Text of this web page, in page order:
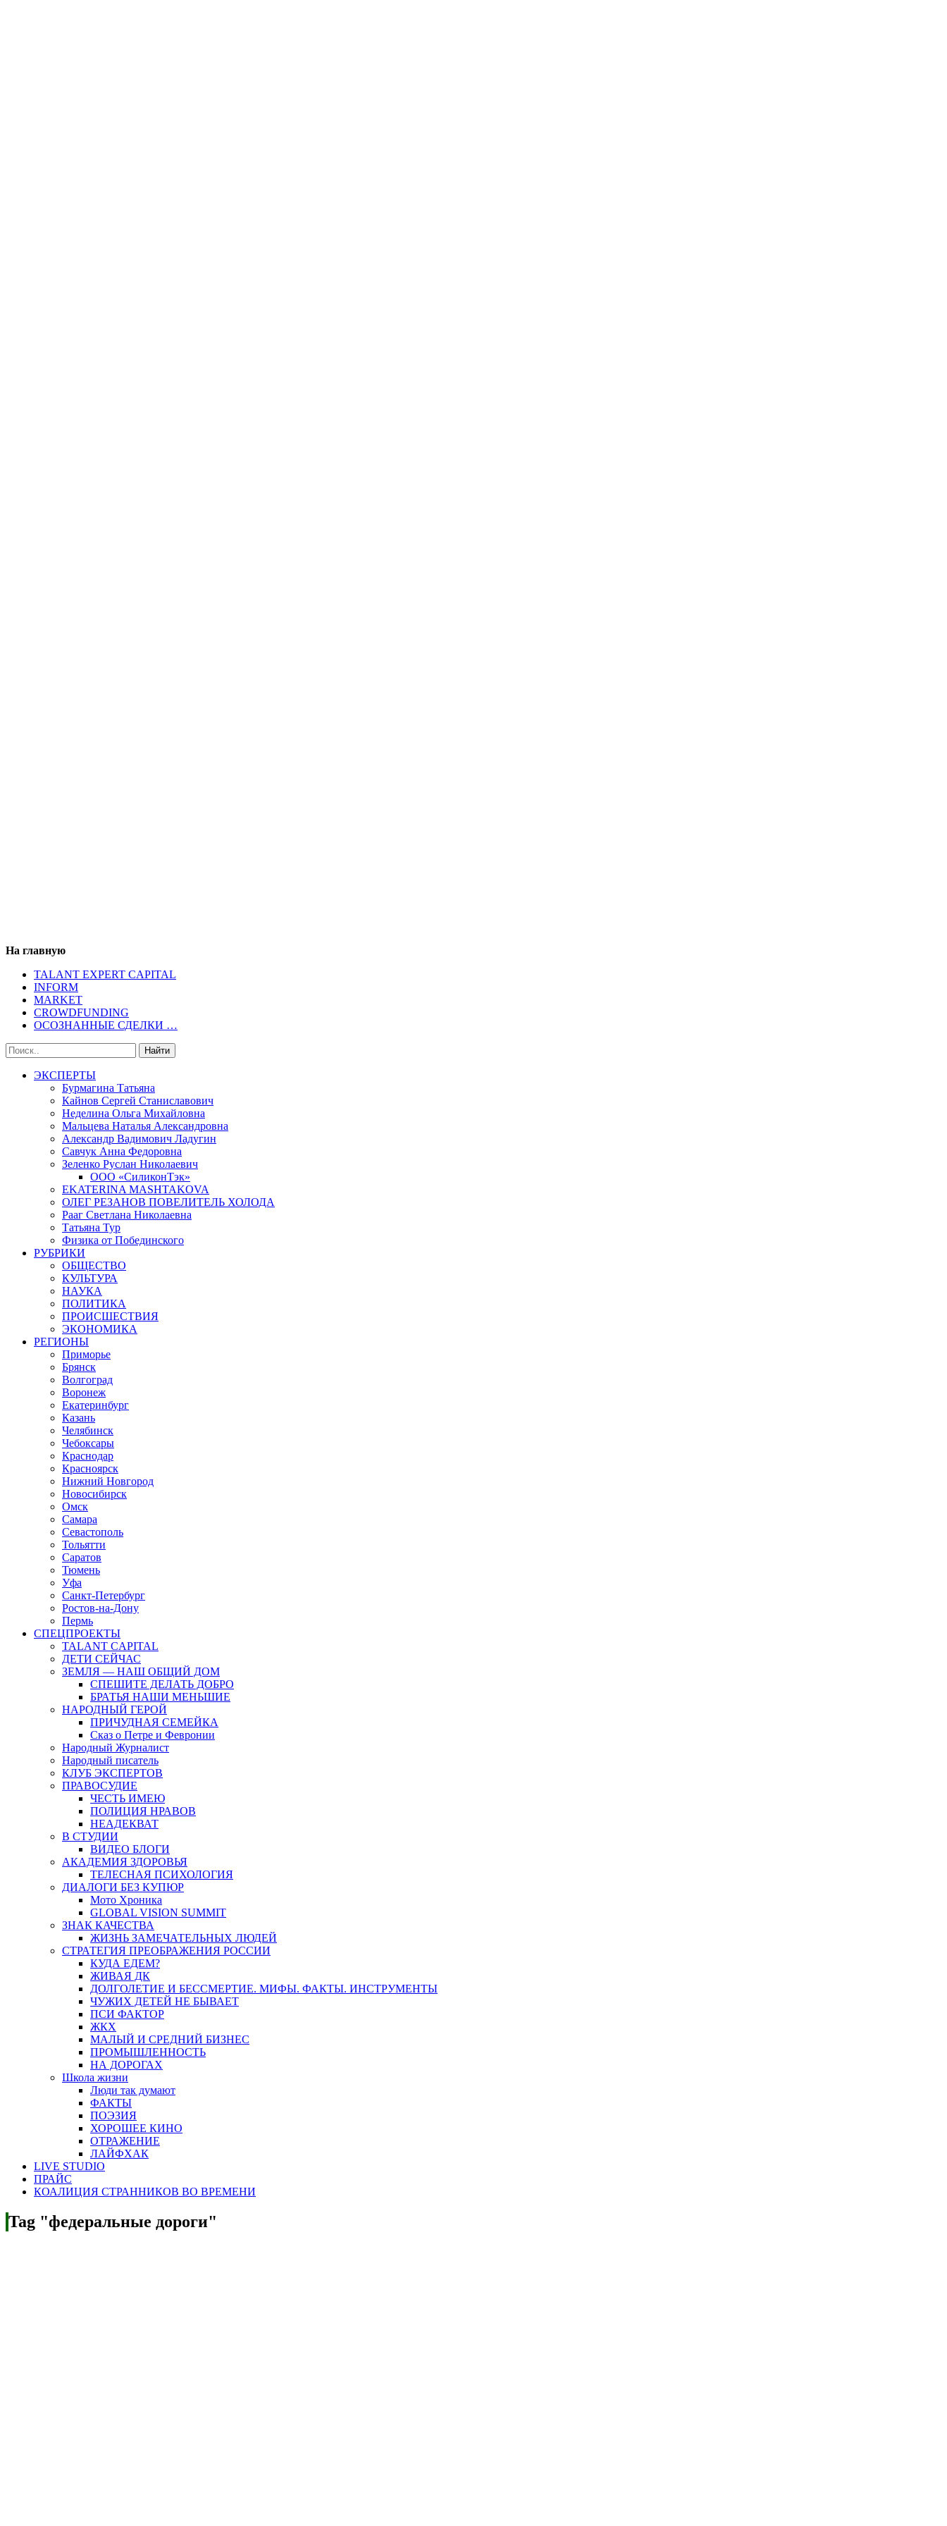
На главную
TALANT EXPERT CAPITAL
INFORM
MARKET
CROWDFUNDING
ОСОЗНАННЫЕ СДЕЛКИ …
ЭКСПЕРТЫ
Бурмагина Татьяна
Кайнов Сергей Станиславович
Неделина Ольга Михайловна
Мальцева Наталья Александровна
Александр Вадимович Ладугин
Савчук Анна Федоровна
Зеленко Руслан Николаевич
ООО «СиликонТэк»
EKATERINA MASHTAKOVA
ОЛЕГ РЕЗАНОВ ПОВЕЛИТЕЛЬ ХОЛОДА
Рааг Светлана Николаевна
Татьяна Тур
Физика от Побединского
РУБРИКИ
ОБЩЕСТВО
КУЛЬТУРА
НАУКА
ПОЛИТИКА
ПРОИСШЕСТВИЯ
ЭКОНОМИКА
РЕГИОНЫ
Приморье
Брянск
Волгоград
Воронеж
Екатеринбург
Казань
Челябинск
Чебоксары
Краснодар
Красноярск
Нижний Новгород
Новосибирск
Омск
Самара
Севастополь
Тольятти
Саратов
Тюмень
Уфа
Санкт-Петербург
Ростов-на-Дону
Пермь
СПЕЦПРОЕКТЫ
TALANT CAPITAL
ДЕТИ СЕЙЧАС
ЗЕМЛЯ — НАШ ОБЩИЙ ДОМ
СПЕШИТЕ ДЕЛАТЬ ДОБРО
БРАТЬЯ НАШИ МЕНЬШИЕ
НАРОДНЫЙ ГЕРОЙ
ПРИЧУДНАЯ СЕМЕЙКА
Сказ о Петре и Февронии
Народный Журналист
Народный писатель
КЛУБ ЭКСПЕРТОВ
ПРАВОСУДИЕ
ЧЕСТЬ ИМЕЮ
ПОЛИЦИЯ НРАВОВ
НЕАДЕКВАТ
В СТУДИИ
ВИДЕО БЛОГИ
АКАДЕМИЯ ЗДОРОВЬЯ
ТЕЛЕСНАЯ ПСИХОЛОГИЯ
ДИАЛОГИ БЕЗ КУПЮР
Мото Хроника
GLOBAL VISION SUMMIT
ЗНАК КАЧЕСТВА
ЖИЗНЬ ЗАМЕЧАТЕЛЬНЫХ ЛЮДЕЙ
СТРАТЕГИЯ ПРЕОБРАЖЕНИЯ РОССИИ
КУДА ЕДЕМ?
ЖИВАЯ ДК
ДОЛГОЛЕТИЕ И БЕССМЕРТИЕ. МИФЫ. ФАКТЫ. ИНСТРУМЕНТЫ
ЧУЖИХ ДЕТЕЙ НЕ БЫВАЕТ
ПСИ ФАКТОР
ЖКХ
МАЛЫЙ И СРЕДНИЙ БИЗНЕС
ПРОМЫШЛЕННОСТЬ
НА ДОРОГАХ
Школа жизни
Люди так думают
ФАКТЫ
ПОЭЗИЯ
ХОРОШЕЕ КИНО
ОТРАЖЕНИЕ
ЛАЙФХАК
LIVE STUDIO
ПРАЙС
КОАЛИЦИЯ СТРАННИКОВ ВО ВРЕМЕНИ
Tag "федеральные дороги"